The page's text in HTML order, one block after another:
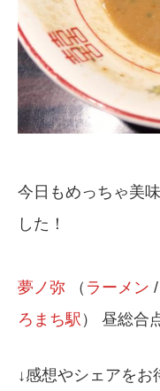
今日もめっちゃ美
した！
夢ノ弥 （ ラーメン /
ろまち駅 ） 昼総合
↓感想やシェアをお